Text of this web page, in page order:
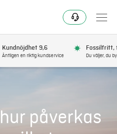
Kundnöjdhet 9,6
Äntligen en riktig kundservice
Fossilfritt,
Du väljer, du
påverkas